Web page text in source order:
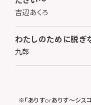
吉辺あくろ
わたしのために脱ぎ
九郎
※『ありすorありす〜シス